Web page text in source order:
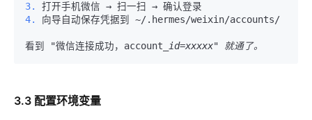
3.
4.
向导自动保存凭据到 ~/.hermes/weixin/accounts/
看到 "微信连接成功，account
3.3 配置环境变量